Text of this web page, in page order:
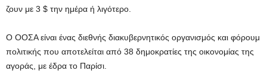
ζουν με 3 $ την ημέρα ή λιγότερο.
Ο ΟΟΣΑ είναι ένας διεθνής διακυβερνητικός οργανισμός και φόρουμ
πολιτικής που αποτελείται από 38 δημοκρατίες της οικονομίας της
αγοράς, με έδρα το Παρίσι.